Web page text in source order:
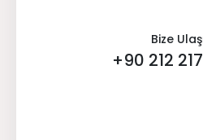
Bize
+90 212